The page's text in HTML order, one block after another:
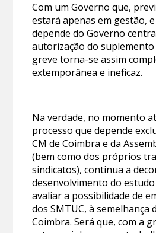
Com um Governo que,
estará apenas em gestão,
depende do Governo
autorização do
greve torna-se assim
extemporânea e ineficaz.
Na verdade, no momento
processo que depende
CM de Coimbra e da
(bem como dos próprios
sindicatos), continua a
desenvolvimento do
avaliar a possibilidade de
dos SMTUC, à semelhança
Coimbra. Será que, com a